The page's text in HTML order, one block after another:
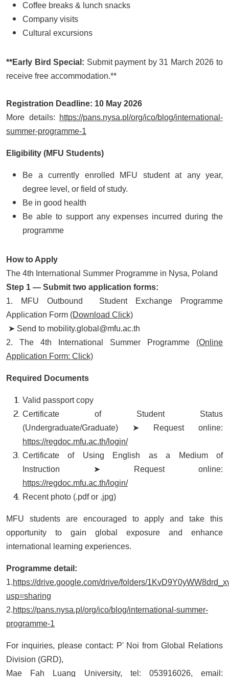
Coffee breaks & lunch snacks
Company visits
Cultural excursions
**Early Bird Special: Submit payment by 31 March 2026 to
receive free accommodation.**
Registration Deadline: 10 May 2026
More details:
https://pans.nysa.pl/org/ico/blog/international-
summer-programme-1
Eligibility (MFU Students)
Be a currently enrolled MFU student at any year,
degree level, or field of study.
Be in good health
Be able to support any expenses incurred during the
programme
How to Apply
The 4th International Summer Programme in Nysa, Poland
Step 1 — Submit two application forms:
1. MFU Outbound Student Exchange Programme
Application Form (Download Click)
➤ Send to mobility.global@mfu.ac.th
2. The 4th International Summer Programme (Online
Application Form: Click)
Required Documents
Valid passport copy
Certificate of Student Status
(Undergraduate/Graduate) ➤ Request online:
https://regdoc.mfu.ac.th/login/
Certificate of Using English as a Medium of
Instruction ➤ Request online:
https://regdoc.mfu.ac.th/login/
Recent photo (.pdf or .jpg)
MFU students are encouraged to apply and take this
opportunity to gain global exposure and enhance
international learning experiences.
Programme detail:
1.https://drive.google.com/drive/folders/
usp=sharing
2.https://pans.nysa.pl/org/ico/blog/international-summer-
programme-1
For inquiries, please contact: P' Noi from Global Relations
Division (GRD),
Mae Fah Luang University, tel: 053916026, email: